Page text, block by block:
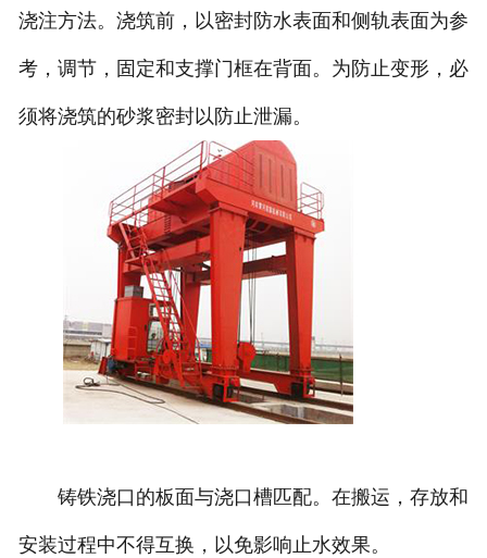
浇注方法。浇筑前，以密封防水表面和侧轨表面为参
考，调节，固定和支撑门框在背面。为防止变形，必
须将浇筑的砂浆密封以防止泄漏。
铸铁浇口的板面与浇口槽匹配。在搬运，存放和
安装过程中不得互换，以免影响止水效果。